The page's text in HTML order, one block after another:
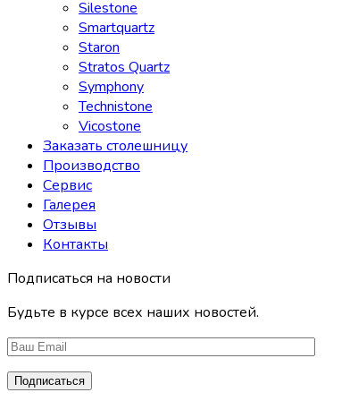
Silestone
Smartquartz
Staron
Stratos Quartz
Symphony
Technistone
Vicostone
Заказать столешницу
Производство
Сервис
Галерея
Отзывы
Контакты
Подписаться на новости
Будьте в курсе всех наших новостей.